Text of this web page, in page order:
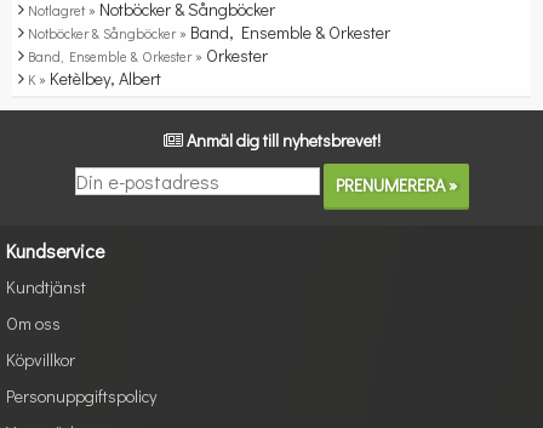
Notlagret » Notböcker & Sångböcker
Notböcker & Sångböcker » Band, Ensemble & Orkester
Band, Ensemble & Orkester » Orkester
K » Ketèlbey, Albert
Anmäl dig till nyhetsbrevet!
Kundservice
Kundtjänst
Om oss
Köpvillkor
Personuppgiftspolicy